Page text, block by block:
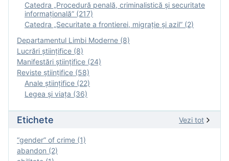
Catedra „Procedură penală, criminalistică și securitate
informațională” (217)
Catedra „Securitate a frontierei, migrație și azil” (2)
Departamentul Limbi Moderne (8)
Lucrări științifice (8)
Manifestări ştiinţifice (24)
Reviste ştiinţifice (58)
Anale ştiinţifice (22)
Legea şi viaţa (36)
Etichete Vezi tot
“gender” of crime (1)
abandon (2)